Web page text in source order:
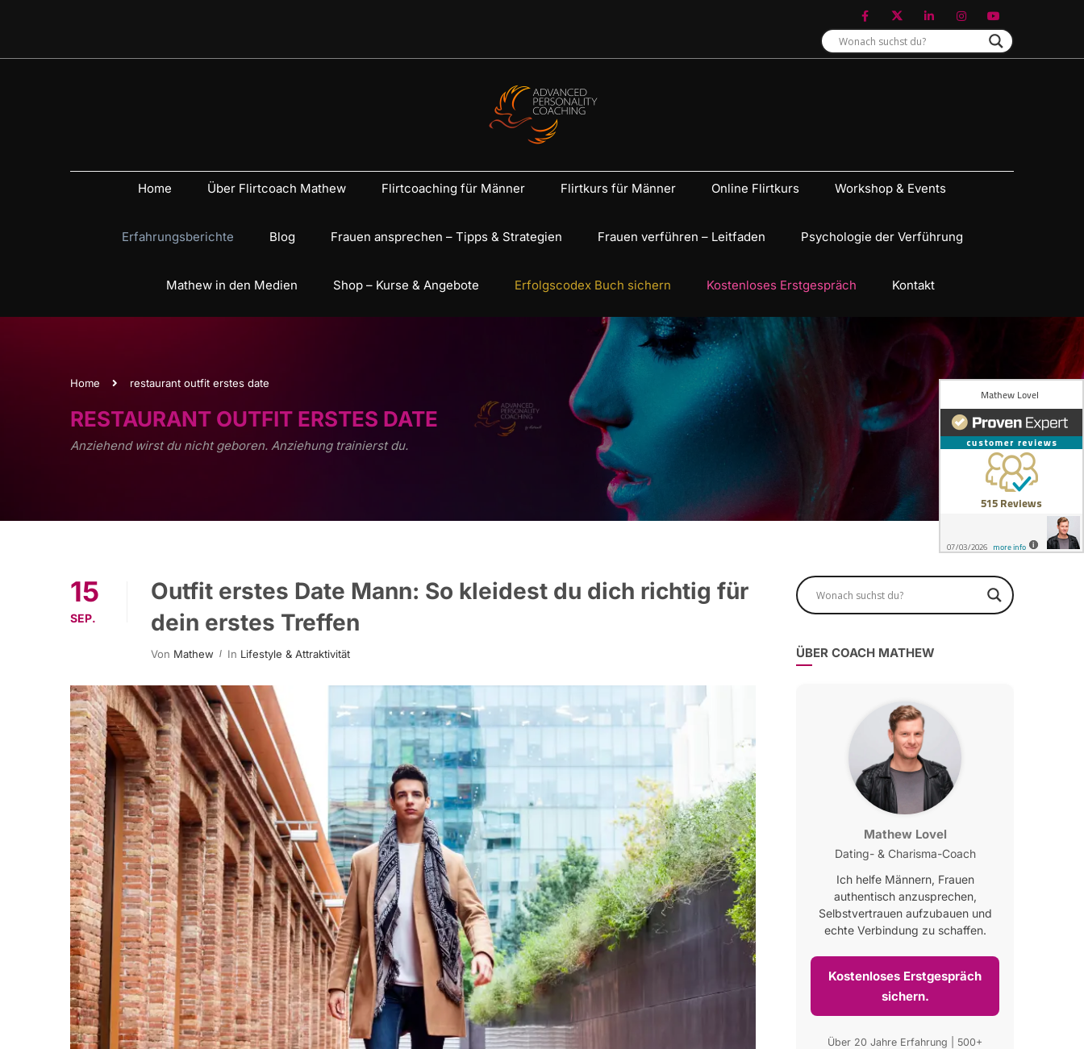
Home Über Flirtcoach Mathew Flirtcoaching für Männer Flirtkurs für Männer Online Flirtkurs Workshop & Events
Erfahrungsberichte Blog Frauen ansprechen – Tipps & Strategien Frauen verführen – Leitfaden Psychologie der Verführung
Mathew in den Medien Shop – Kurse & Angebote Erfolgscodex Buch sichern Kostenloses Erstgespräch Kontakt
Home restaurant outfit erstes date
RESTAURANT OUTFIT ERSTES DATE
Anziehend wirst du nicht geboren. Anziehung trainierst du.
15
SEP.
Outfit erstes Date Mann: So kleidest du dich richtig für
dein erstes Treffen
Von Mathew In Lifestyle & Attraktivität ÜBER COACH MATHEW
Mathew Lovel
Dating- & Charisma-Coach
Ich helfe Männern, Frauen
authentisch anzusprechen,
Selbstvertrauen aufzubauen und
echte Verbindung zu schaffen.
Kostenloses Erstgespräch
sichern.
Über 20 Jahre Erfahrung | 500+